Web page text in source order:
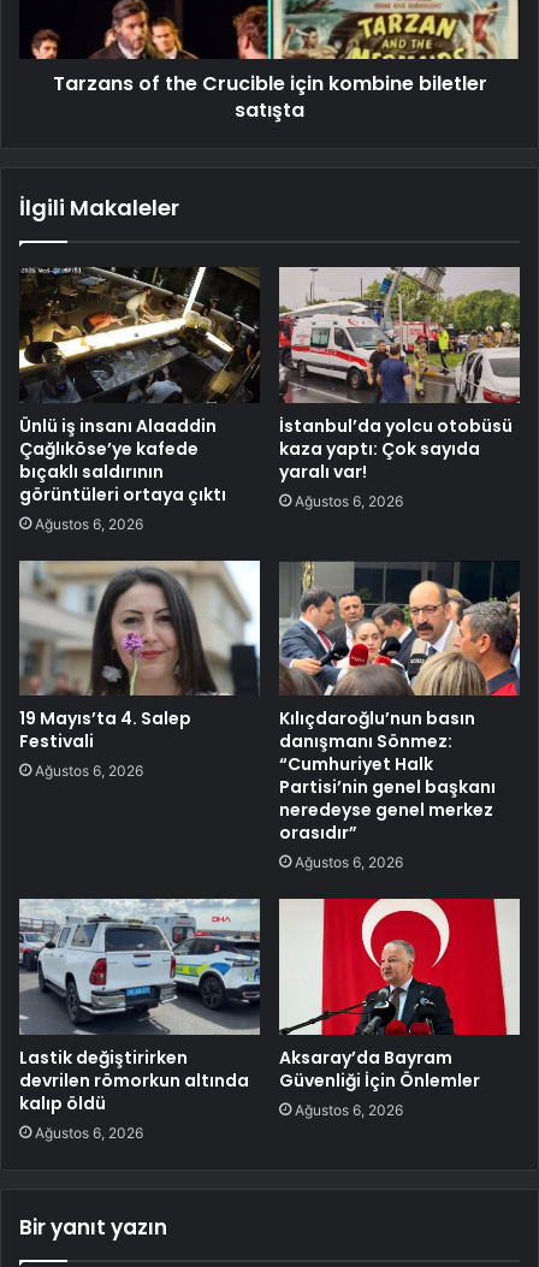
Tarzans of the Crucible için kombine biletler
satışta
İlgili Makaleler
Ünlü iş insanı Alaaddin
Çağlıköse’ye kafede
bıçaklı saldırının
görüntüleri ortaya çıktı
Ağustos 6, 2026
İstanbul’da yolcu otobüsü
kaza yaptı: Çok sayıda
yaralı var!
Ağustos 6, 2026
19 Mayıs’ta 4. Salep
Festivali
Ağustos 6, 2026
Kılıçdaroğlu’nun basın
danışmanı Sönmez:
“Cumhuriyet Halk
Partisi’nin genel başkanı
neredeyse genel merkez
orasıdır”
Ağustos 6, 2026
Lastik değiştirirken
devrilen römorkun altında
kalıp öldü
Ağustos 6, 2026
Aksaray’da Bayram
Güvenliği İçin Önlemler
Ağustos 6, 2026
Bir yanıt yazın